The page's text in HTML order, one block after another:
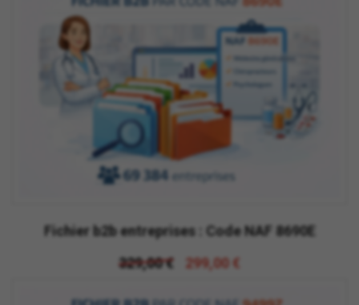
Fichier b2b entreprises : Code NAF 8690E
329,00 €
299,00 €